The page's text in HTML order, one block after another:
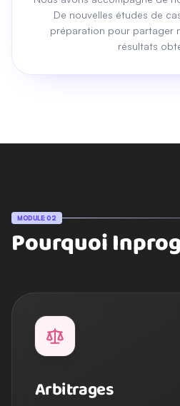
De nouvelles études de
préparation pour partager
résultats
MODULE: 02
Pourquoi
Arbitrages